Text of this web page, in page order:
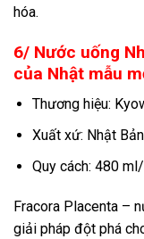
hóa.
6/ Nước uống
của Nhật mẫu
Thương hiệu:
Xuất xứ: Nhật
Quy cách: 480
Fracora Placenta –
giải pháp đột phá